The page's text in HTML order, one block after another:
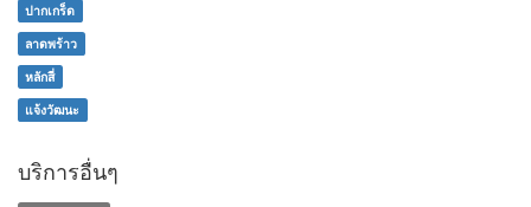
ปากเกร็ด
ลาดพร้าว
หลักสี่
แจ้งวัฒนะ
บริการอื่นๆ